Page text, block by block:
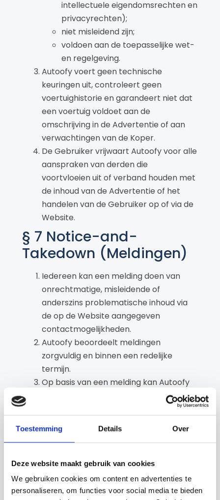
Toestemming Details Over
Deze website maakt gebruik van cookies
We gebruiken cookies om content en advertenties te
personaliseren, om functies voor social media te bieden
intellectuele eigendomsrechten en
privacyrechten);
niet misleidend zijn;
voldoen aan de toepasselijke wet-
en regelgeving.
Autoofy voert geen technische
keuringen uit, controleert geen
voertuighistorie en garandeert niet dat
een voertuig voldoet aan de
omschrijving in de Advertentie of aan
verwachtingen van de Koper.
De Gebruiker vrijwaart Autoofy voor alle
aanspraken van derden die
voortvloeien uit of verband houden met
de inhoud van de Advertentie of het
handelen van de Gebruiker op of via de
Website.
§ 7 Notice-and-
Takedown (Meldingen)
Iedereen kan een melding doen van
onrechtmatige, misleidende of
anderszins problematische inhoud via
de op de Website aangegeven
contactmogelijkheden.
Autoofy beoordeelt meldingen
zorgvuldig en binnen een redelijke
termijn.
Op basis van een melding kan Autoofy
maatregelen nemen, waaronder:
het verwijderen van (delen van)
het tijdelijk blokkeren van een
het tijdelijk of permanent
beperken van functionaliteiten of
accounts.